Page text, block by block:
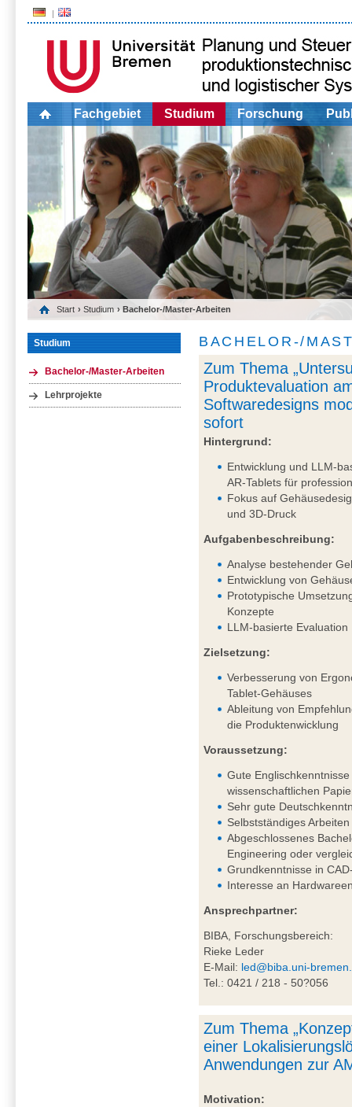
Fachgebiet Studium Forschung
Start ›Studium › Bachelor-/Master-Arbeiten
Studium
Bachelor-/Master-Arbeiten
Lehrprojekte
BACHELOR-/
Zum Thema
Produktevaluation
Softwaredesigns
sofort
Hintergrund:
Entwicklung und LLM-
AR-Tablets für
Fokus auf
und 3D-Druck
Aufgabenbeschreibung:
Analyse bestehender
Entwicklung von
Prototypische
Konzepte
LLM-basierte Evaluation
Zielsetzung:
Verbesserung von
Tablet-Gehäuses
Ableitung von
die Produktenwicklung
Voraussetzung:
Gute
wissenschaftlichen
Sehr gute
Selbstständiges
Abgeschlossenes
Engineering oder
Grundkenntnisse in
Interesse an
Ansprechpartner:
BIBA, Forschungsbereich:
Rieke Leder
E-Mail: led@biba.uni-
Tel.: 0421 / 218 - 50?056
Zum Thema
einer
Anwendungen zur
Motivation: